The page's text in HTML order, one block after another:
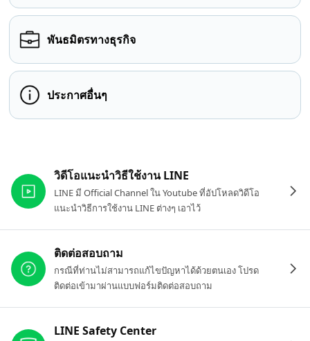
พันธมิตรทางธุรกิจ
ประกาศอื่นๆ
วิดีโอแนะนำวิธีใช้งาน LINE
LINE มี Official Channel ใน Youtube ที่อัปโหลดวิดีโอ
แนะนำวิธีการใช้งาน LINE ต่างๆ เอาไว้
ติดต่อสอบถาม
กรณีที่ท่านไม่สามารถแก้ไขปัญหาได้ด้วยตนเอง โปรด
ติดต่อเข้ามาผ่านแบบฟอร์มติดต่อสอบถาม
LINE Safety Center